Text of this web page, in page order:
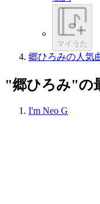
マイうた
郷ひろみの人気
"郷ひろみ"の
I'm Neo G